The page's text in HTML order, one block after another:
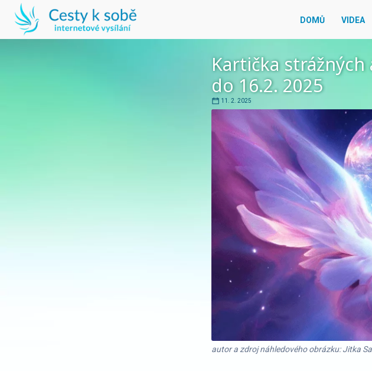
DOMŮ VIDEA
Kartička
do 16.2. 2025
11. 2. 2025
autor a zdroj náhledového obrázku: Jitka